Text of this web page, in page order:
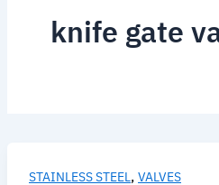
knife gate
STAINLESS STEEL,VALVES